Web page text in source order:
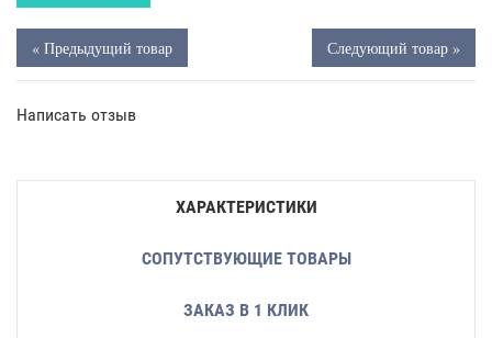
« Предыдущий товар Следующий товар »
Написать отзыв
ХАРАКТЕРИСТИКИ
СОПУТСТВУЮЩИЕ ТОВАРЫ
ЗАКАЗ В 1 КЛИК